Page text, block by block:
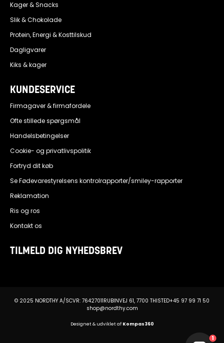
Kager & Snacks
Slik & Chokolade
Protein, Energi & Kosttilskud
Dagligvarer
Kiks & kager
KUNDESERVICE
Firmagaver & firmafordele
Ofte stillede spørgsmål
Handelsbetingelser
Cookie- og privatlivspolitik
Fortryd dit køb
Se Fødevarestyrelsens kontrolrapporter/smiley-rapporter
Reklamation
Ris og ros
Kontakt os
TILMELD DIG NYHEDSBREV
© 2025 NORDTHY A/SCVR: 76427011RUBINVEJ 61, 7700 THISTED+45 97 99 71 50
shop@nordthy.com
Designet & udviklet af Kompas360
1